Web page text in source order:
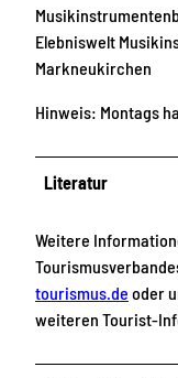
Elebniswelt
Markneukirchen
Hinweis: Montags
Literatur
Weitere
tourismus.de oder
weiteren Tourist-